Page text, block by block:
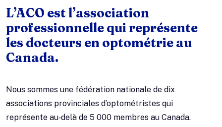
L’ACO est l’association
professionnelle qui représente
les docteurs en optométrie au
Canada.
Nous sommes une fédération nationale de dix
associations provinciales d’optométristes qui
représente au‑delà de 5 000 membres au Canada.